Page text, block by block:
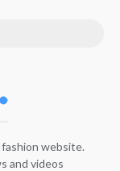
website.
and videos